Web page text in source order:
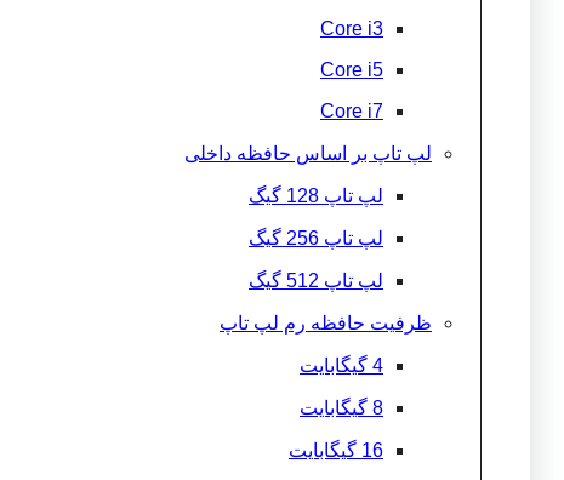
Core i3
Core i5
Core i7
لپ تاپ بر اساس حافظه داخلی
لپ تاپ 128 گیگ
لپ تاپ 256 گیگ
لپ تاپ 512 گیگ
ظرفیت حافظه رم لپ تاپ
4 گیگابایت
8 گیگابایت
16 گیگابایت